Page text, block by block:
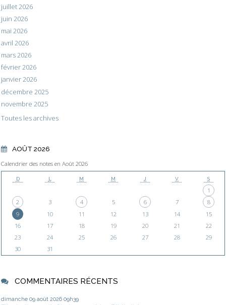
juillet 2026
juin 2026
mai 2026
avril 2026
mars 2026
février 2026
janvier 2026
décembre 2025
novembre 2025
Toutes les archives
AOÛT 2026
Calendrier des notes en Août 2026
D L M M J V S
1
2
3 4 5 6 7
8
9
10 11 12 13 14
15
16
17 18 19 20 21
22
23
24 25 26 27 28
29
30
31
COMMENTAIRES RÉCENTS
dimanche 09 août 2026 09h39